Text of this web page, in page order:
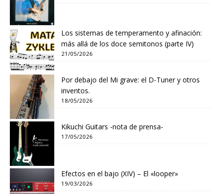
Los sistemas de temperamento y afinación:
más allá de los doce semitonos (parte IV)
21/05/2026
Por debajo del Mi grave: el D-Tuner y otros
inventos.
18/05/2026
Kikuchi Guitars -nota de prensa-
17/05/2026
Efectos en el bajo (XIV) – El «looper»
19/03/2026